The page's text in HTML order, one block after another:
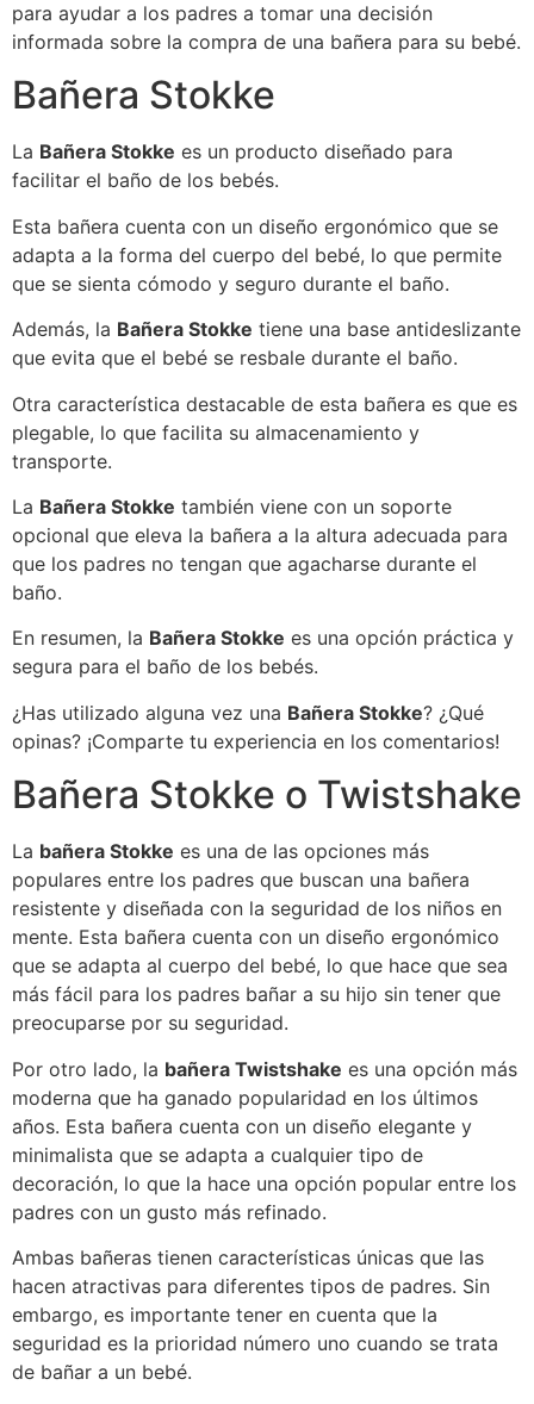
para ayudar a los padres a tomar una decisión
informada sobre la compra de una bañera para su bebé.
Bañera Stokke
La Bañera Stokke es un producto diseñado para
facilitar el baño de los bebés.
Esta bañera cuenta con un diseño ergonómico que se
adapta a la forma del cuerpo del bebé, lo que permite
que se sienta cómodo y seguro durante el baño.
Además, la Bañera Stokke tiene una base antideslizante
que evita que el bebé se resbale durante el baño.
Otra característica destacable de esta bañera es que es
plegable, lo que facilita su almacenamiento y
transporte.
La Bañera Stokke también viene con un soporte
opcional que eleva la bañera a la altura adecuada para
que los padres no tengan que agacharse durante el
baño.
En resumen, la Bañera Stokke es una opción práctica y
segura para el baño de los bebés.
¿Has utilizado alguna vez una Bañera Stokke? ¿Qué
opinas? ¡Comparte tu experiencia en los comentarios!
Bañera Stokke o Twistshake
La bañera Stokke es una de las opciones más
populares entre los padres que buscan una bañera
resistente y diseñada con la seguridad de los niños en
mente. Esta bañera cuenta con un diseño ergonómico
que se adapta al cuerpo del bebé, lo que hace que sea
más fácil para los padres bañar a su hijo sin tener que
preocuparse por su seguridad.
Por otro lado, la bañera Twistshake es una opción más
moderna que ha ganado popularidad en los últimos
años. Esta bañera cuenta con un diseño elegante y
minimalista que se adapta a cualquier tipo de
decoración, lo que la hace una opción popular entre los
padres con un gusto más refinado.
Ambas bañeras tienen características únicas que las
hacen atractivas para diferentes tipos de padres. Sin
embargo, es importante tener en cuenta que la
seguridad es la prioridad número uno cuando se trata
de bañar a un bebé.